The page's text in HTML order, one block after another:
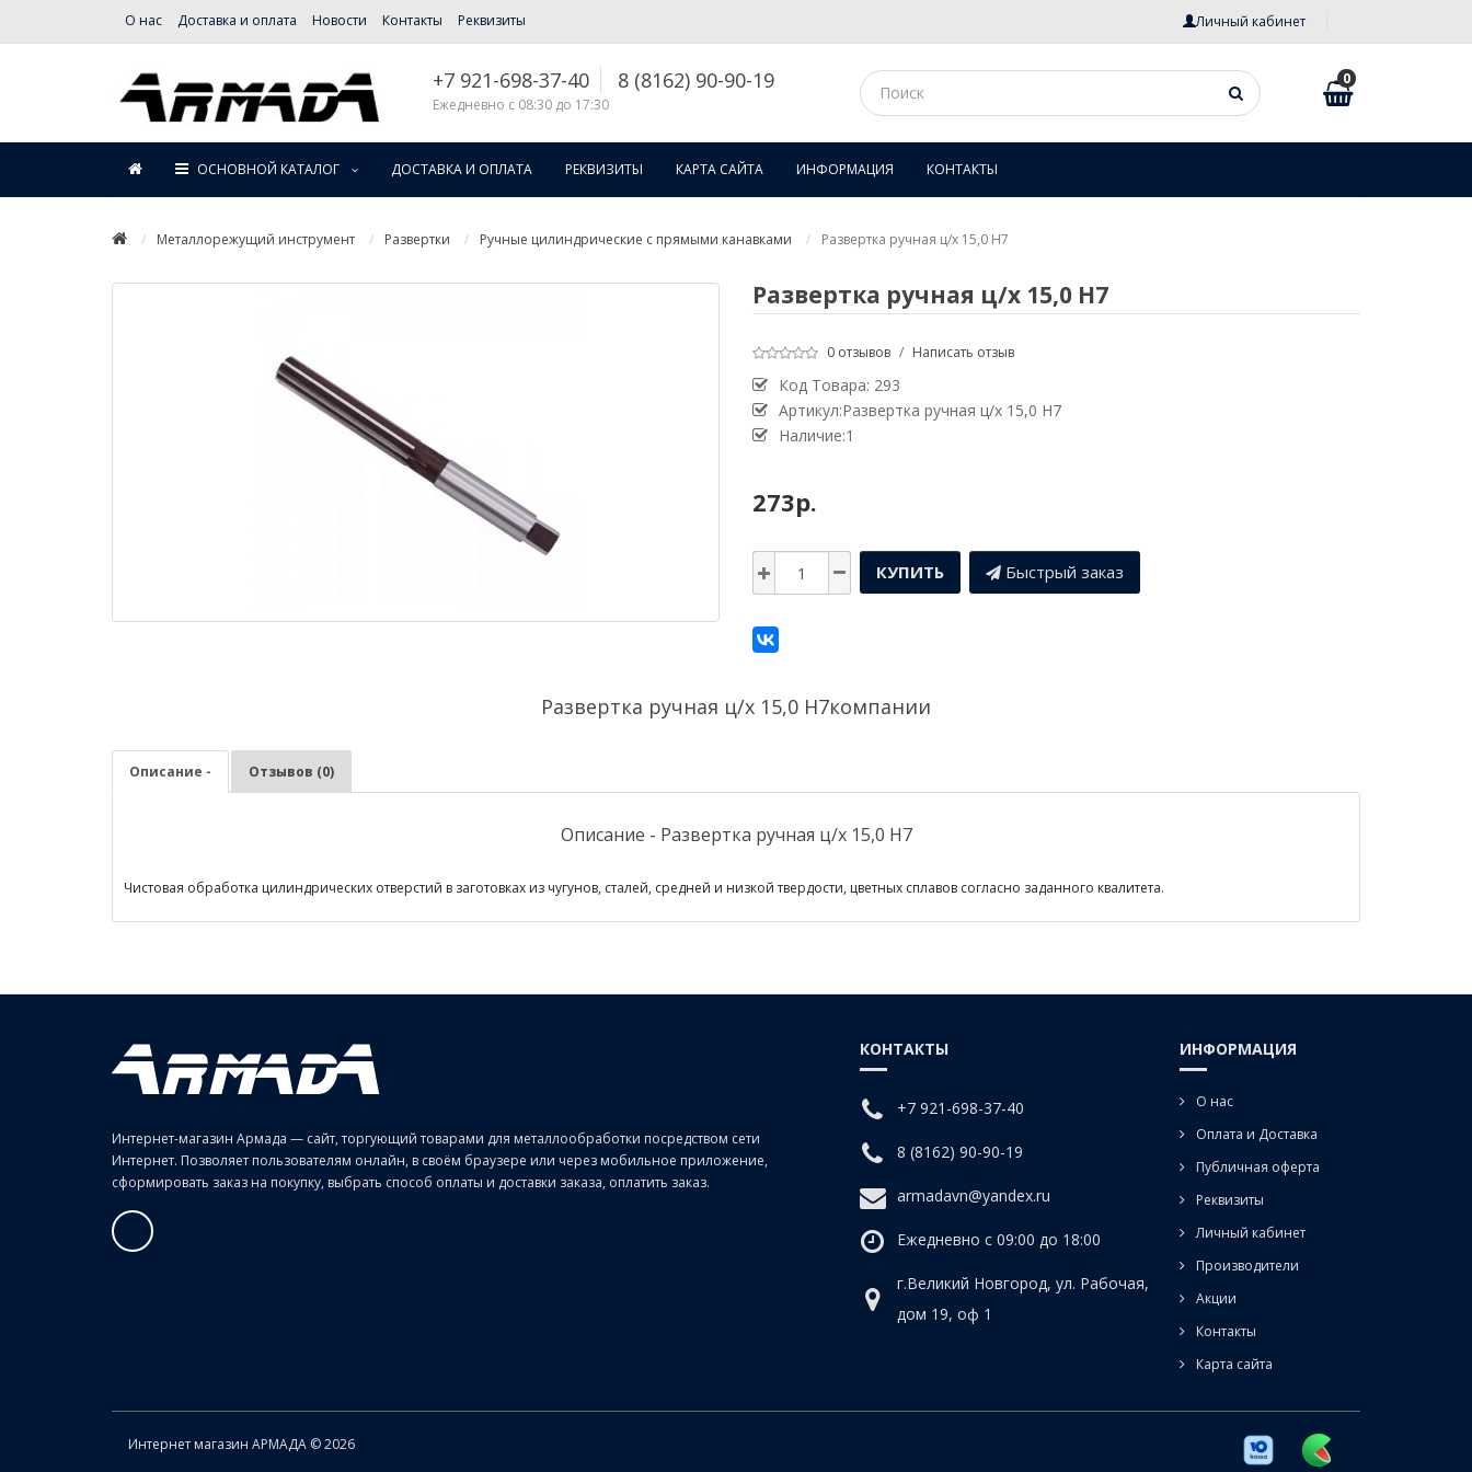
О нас Доставка и оплата Новости Контакты Реквизиты Личный кабинет
+7 921-698-37-40 8 (8162) 90-90-19
Ежедневно с 08:30 до 17:30
0
ОСНОВНОЙ КАТАЛОГ ДОСТАВКА И ОПЛАТА РЕКВИЗИТЫ КАРТА САЙТА ИНФОРМАЦИЯ КОНТАКТЫ
Металлорежущий инструмент Развертки Ручные цилиндрические с прямыми канавками Развертка ручная ц/х 15,0 Н7
Развертка ручная ц/х 15,0 Н7
0 отзывов / Написать отзыв
Код Товара: 293
Артикул:Развертка ручная ц/х 15,0 Н7
Наличие:1
273р.
КУПИТЬ Быстрый заказ
Развертка ручная ц/х 15,0 Н7компании
Описание - Отзывов (0)
Описание - Развертка ручная ц/х 15,0 Н7
Чистовая обработка цилиндрических отверстий в заготовках из чугунов, сталей, средней и низкой твердости, цветных сплавов согласно заданного квалитета.
Интернет-магазин Армада — сайт, торгующий товарами для металлообработки посредством сети
Интернет. Позволяет пользователям онлайн, в своём браузере или через мобильное приложение,
сформировать заказ на покупку, выбрать способ оплаты и доставки заказа, оплатить заказ.
КОНТАКТЫ
+7 921-698-37-40
8 (8162) 90-90-19
armadavn@yandex.ru
Ежедневно с 09:00 до 18:00
г.Великий Новгород, ул. Рабочая,
дом 19, оф 1
ИНФОРМАЦИЯ
О нас
Оплата и Доставка
Публичная оферта
Реквизиты
Личный кабинет
Производители
Акции
Контакты
Карта сайта
Интернет магазин АРМАДА © 2026